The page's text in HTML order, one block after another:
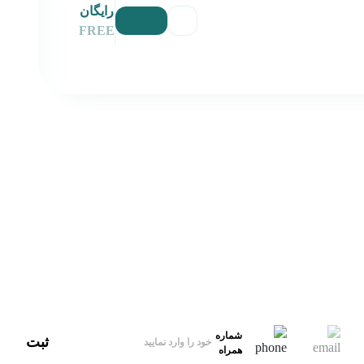
رایگان
FREE
شماره
همراه
ثبت